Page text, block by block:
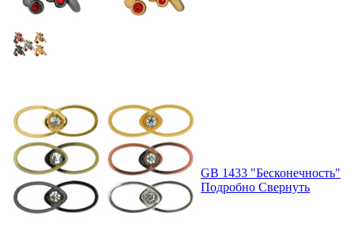
GB 1433 "Бесконечность"
Подробно Свернуть